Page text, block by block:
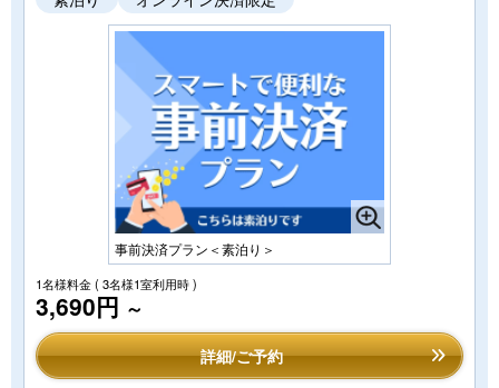
事前決済プラン＜素泊り＞
1名様料金( 3名様1室利用時 )
3,690円 ～
詳細/ご予約